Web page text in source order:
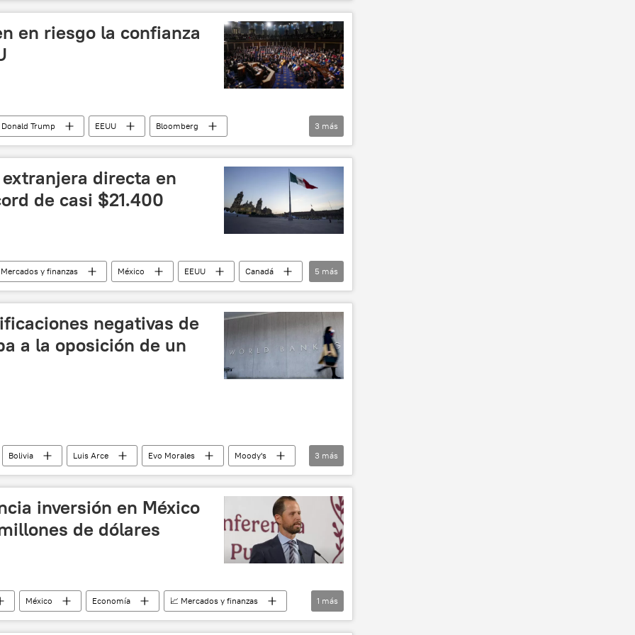
Unión Europea (UE)
en riesgo la confianza
Donald Trump EEUU
Bloomberg
📈 Mercados y finanzas
3 más
directa en
de casi $21.400
y finanzas México EEUU
Canadá
España Países Bajos T-MEC
5 más
negativas de
a la oposición de un
Bolivia Luis Arce Evo Morales
Moody's
Movimiento Al Socialismo (MAS) 💬 Opinión y Análisis
3 más
inversión en México
de dólares
México Economía
📈 Mercados y finanzas
1 más